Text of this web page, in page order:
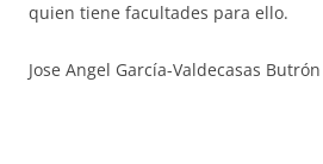
quien tiene facultades para ello.
Jose Angel García-Valdecasas Butrón